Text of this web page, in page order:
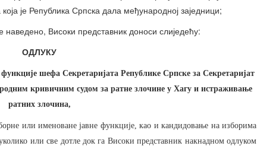
је Република Српска дала међународној заједници;
наведено, Високи представник доноси слиједећу:
ОДЛУКУ
шефа Секретаријата Републике Српске за Секретаријат
кривичним судом за ратне злочине у Хагу и истраживање
ратних злочина,
или именоване јавне функције, као и кандидовање на изборима
или све дотле док га Високи представник накнадном одлуком